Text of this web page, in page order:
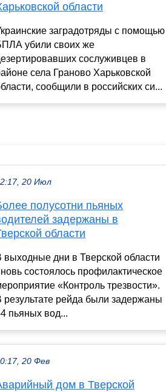
области
заградотряды с помощью
убили своих же
сослуживцев в
села Граново Харьковской
сообщили в российских си...
20 Июл
полусотни пьяных
задержаны в
области
выходные дни в Тверской области
состоялось профилактическое
«Контроль трезвости».
результате рейда были задержаны
пьяных вод...
20 Фев
дом в Тверской